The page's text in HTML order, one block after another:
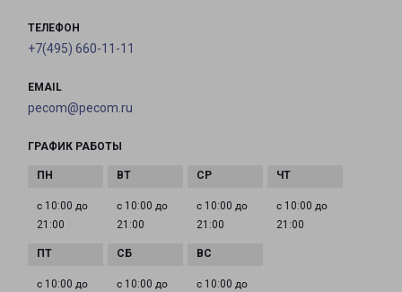
ТЕЛЕФОН
+7(495) 660-11-11
EMAIL
pecom@pecom.ru
ГРАФИК РАБОТЫ
с 10:00 до
21:00
с 10:00 до
21:00
с 10:00 до
21:00
с 10:00 до
21:00
с 10:00 до
с 10:00 до
с 10:00 до